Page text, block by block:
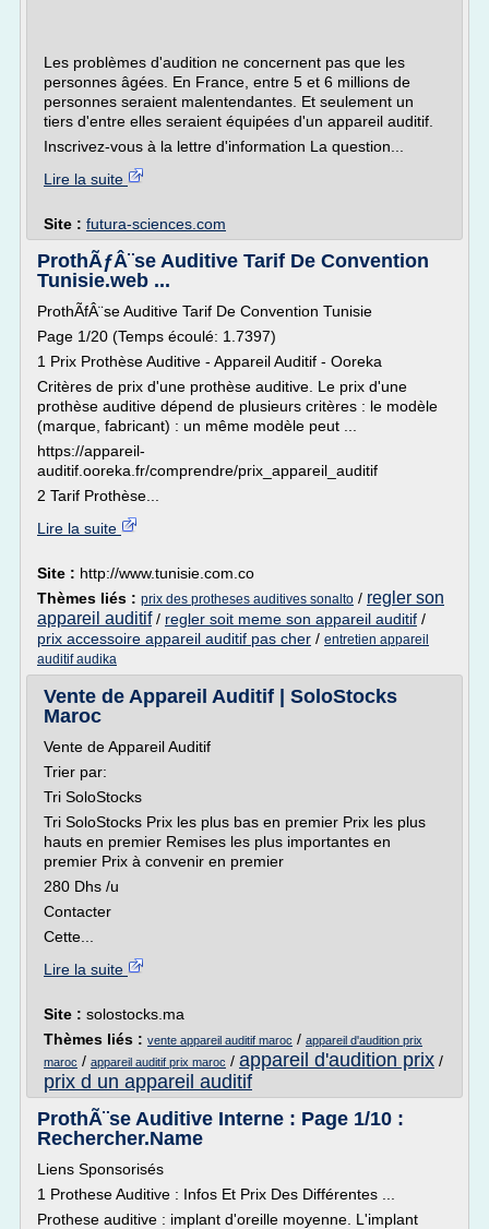
Les problèmes d'audition ne concernent pas que les
personnes âgées. En France, entre 5 et 6 millions de
personnes seraient malentendantes. Et seulement un
tiers d'entre elles seraient équipées d'un appareil auditif.
Inscrivez-vous à la lettre d'information La question...
Lire la suite
Site : futura-sciences.com
ProthÃƒÂ¨se Auditive Tarif De Convention
Tunisie.web ...
ProthÃfÂ¨se Auditive Tarif De Convention Tunisie
Page 1/20 (Temps écoulé: 1.7397)
1 Prix Prothèse Auditive - Appareil Auditif - Ooreka
Critères de prix d'une prothèse auditive. Le prix d'une
prothèse auditive dépend de plusieurs critères : le modèle
(marque, fabricant) : un même modèle peut ...
https://appareil-
auditif.ooreka.fr/comprendre/prix_appareil_auditif
2 Tarif Prothèse...
Lire la suite
Site : http://www.tunisie.com.co
Thèmes liés : prix des protheses auditives sonalto / regler son
appareil auditif/ regler soit meme son appareil auditif /
prix accessoire appareil auditif pas cher / entretien appareil
auditif audika
Vente de Appareil Auditif | SoloStocks
Maroc
Vente de Appareil Auditif
Trier par:
Tri SoloStocks
Tri SoloStocks Prix les plus bas en premier Prix les plus
hauts en premier Remises les plus importantes en
premier Prix à convenir en premier
280 Dhs /u
Contacter
Cette...
Lire la suite
Site : solostocks.ma
Thèmes liés : vente appareil auditif maroc / appareil d'audition prix
maroc / appareil auditif prix maroc / appareil d'audition prix /
prix d un appareil auditif
ProthÃ¨se Auditive Interne : Page 1/10 :
Rechercher.Name
Liens Sponsorisés
1 Prothese Auditive : Infos Et Prix Des Différentes ...
Prothese auditive : implant d'oreille moyenne. L'implant